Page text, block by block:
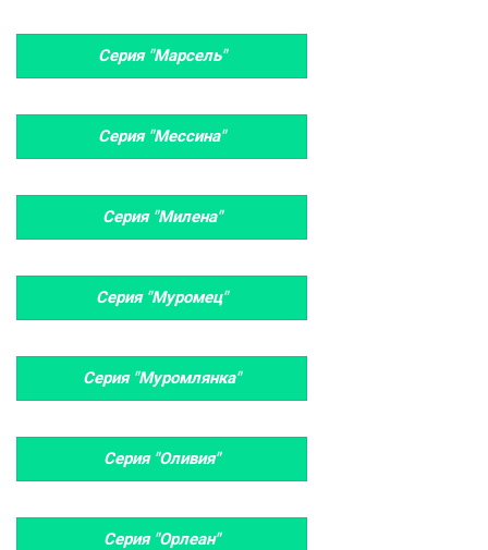
Серия "Марсель"
Серия "Мессина"
Серия "Милена"
Серия "Муромец"
Серия "Муромлянка"
Серия "Оливия"
Серия "Орлеан"